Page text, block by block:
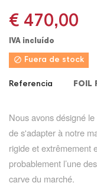
€ 470,00
IVA incluído
 Fuera de stock
Referencia FOIL
Nous avons désigné
de s'adapter à notre
rigide et extrêmement
probablement l’une
carve du marché.